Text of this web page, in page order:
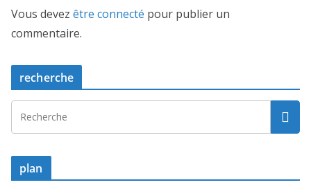
Vous devez être connecté pour publier un
commentaire.
recherche
plan